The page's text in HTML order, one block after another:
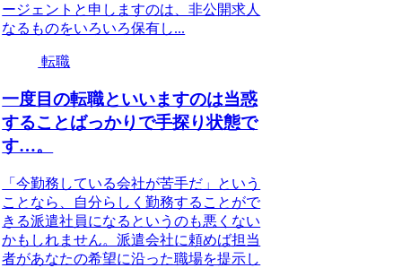
ージェントと申しますのは、非公開求人
なるものをいろいろ保有し...
転職
一度目の転職といいますのは当惑
することばっかりで手探り状態で
す…。
「今勤務している会社が苦手だ」という
ことなら、自分らしく勤務することがで
きる派遣社員になるというのも悪くない
かもしれません。派遣会社に頼めば担当
者があなたの希望に沿った職場を提示し